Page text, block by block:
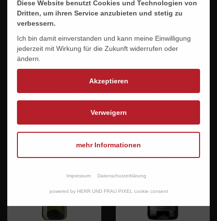
PHILIPP KUHN
Diese Website benutzt Cookies und Technologien von
Dritten, um ihren Service anzubieten und stetig zu
verbessern.
Ich bin damit einverstanden und kann meine Einwilligung
jederzeit mit Wirkung für die Zukunft widerrufen oder
ändern.
Akzeptieren
Verweigern
mehr Informationen
Impressum Datenschutzerklärung
powered by HERR UND FRAU PIXEL cookie consent